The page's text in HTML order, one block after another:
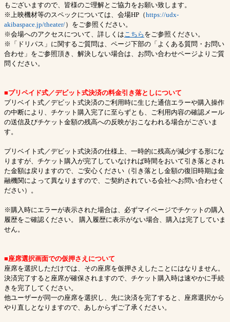
もございますので、皆様のご理解とご協力をお願い致します。
※上映機材等のスペックについては、会場HP（https://udx-
akibaspace.jp/theater/）をご参照ください。
※会場へのアクセスについて、詳しくは こちら をご参照ください。
※「ドリパス」に関するご質問は、ページ下部の「よくある質問・お問い
合わせ」をご参照頂き、解決しない場合は、お問い合わせページよりご質
問ください。
■プリペイド式／デビット式決済の料金引き落としについて
プリベイト式／デビット式決済のご利用時に生じた通信エラーや購入操作
の中断により、チケット購入完了に至らずとも、ご利用内容の確認メール
の送信及びチケット金額の残高への反映がおこなわれる場合がございま
す。
プリベイト式／デビット式決済の仕様上、一時的に残高が減少する形にな
りますが、チケット購入が完了していなければ時間をおいて引き落とされ
た金額は戻りますので、ご安心ください（引き落とし金額の復旧時期は金
融機関によって異なりますので、ご契約されている会社へお問い合わせく
ださい）。
※購入時にエラーが表示された場合は、必ずマイページでチケットの購入
履歴をご確認ください。 購入履歴に表示がない場合、購入は完了していま
せん。
■座席選択画面での仮押さえについて
座席を選択しただけでは、その座席を仮押さえしたことにはなりません。
決済完了すると座席が確保されますので、チケット購入時は速やかに手続
きを完了してください。
他ユーザーが同一の座席を選択し、先に決済を完了すると、座席選択から
やり直しとなりますので、あしからずご了承ください。